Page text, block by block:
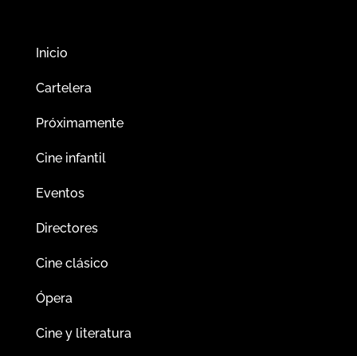
Inicio
Cartelera
Próximamente
Cine infantil
Eventos
Directores
Cine clásico
Ópera
Cine y literatura